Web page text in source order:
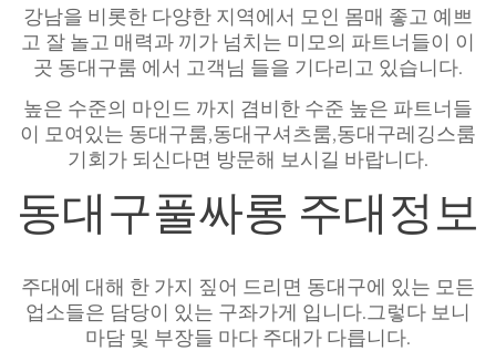
강남을 비롯한 다양한 지역에서 모인 몸매 좋고 예쁘
고 잘 놀고 매력과 끼가 넘치는 미모의 파트너들이 이
곳 동대구룸 에서 고객님 들을 기다리고 있습니다.
높은 수준의 마인드 까지 겸비한 수준 높은 파트너들
이 모여있는 동대구룸,동대구셔츠룸,동대구레깅스룸
기회가 되신다면 방문해 보시길 바랍니다.
동대구풀싸롱 주대정보
주대에 대해 한 가지 짚어 드리면 동대구에 있는 모든
업소들은 담당이 있는 구좌가게 입니다.그렇다 보니
마담 및 부장들 마다 주대가 다릅니다.